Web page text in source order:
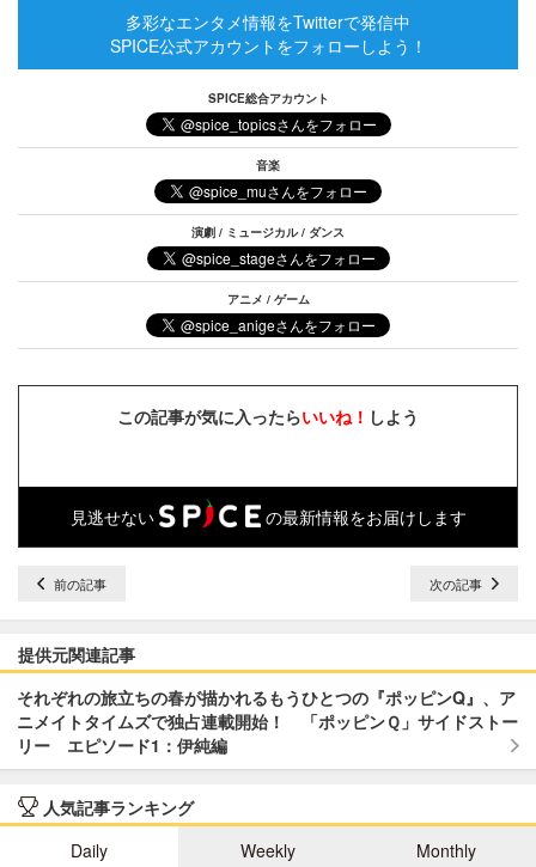
多彩なエンタメ情報をTwitterで発信中
SPICE公式アカウントをフォローしよう！
SPICE総合アカウント
音楽
演劇 / ミュージカル / ダンス
アニメ / ゲーム
この記事が気に入ったらいいね！ しよう
見逃せない の最新情報をお届けします
前の記事 次の記事
提供元関連記事
それぞれの旅立ちの春が描かれるもうひとつの『ポッピンQ』、ア
ニメイトタイムズで独占連載開始！ 「ポッピンＱ」サイドストー
リー エピソード1：伊純編
人気記事ランキング
Daily
Weekly Monthly